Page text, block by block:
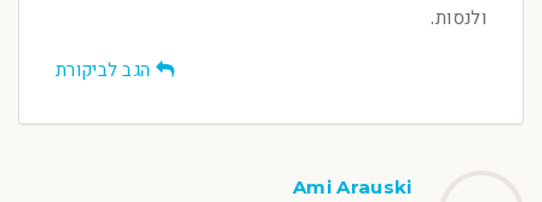
ולנסות.
הגב לביקורת
Ami Arauski